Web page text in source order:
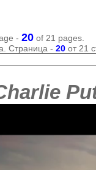
- 20of 21 pages.
Страница - 20от 21